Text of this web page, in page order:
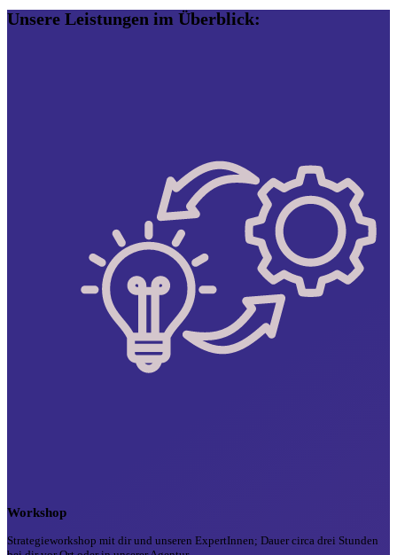
Unsere Leistungen im Überblick:
Workshop
Strategieworkshop mit dir und unseren ExpertInnen; Dauer circa drei Stunden